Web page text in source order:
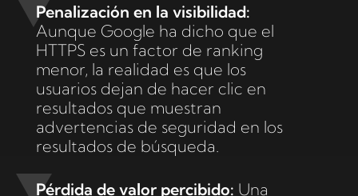
Penalización en la visibilidad:
Aunque Google ha dicho que el
HTTPS es un factor de ranking
menor, la realidad es que los
usuarios dejan de hacer clic en
resultados que muestran
advertencias de seguridad en los
resultados de búsqueda.
Pérdida de valor percibido: Una